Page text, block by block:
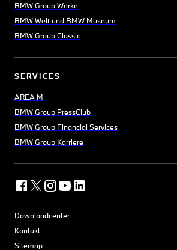
BMW Group Werke
BMW Welt und BMW Museum
BMW Group Classic
SERVICES
AREA M
BMW Group PressClub
BMW Group Financial Services
BMW Group Karriere
Downloadcenter
Kontakt
Sitemap